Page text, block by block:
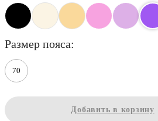
размер пояса
70
Добавить в корзину